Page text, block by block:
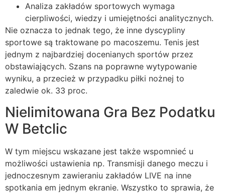
Analiza zakładów sportowych wymaga
cierpliwości, wiedzy i umiejętności analitycznych.
Nie oznacza to jednak tego, że inne dyscypliny
sportowe są traktowane po macoszemu. Tenis jest
jednym z najbardziej docenianych sportów przez
obstawiających. Szans na poprawne wytypowanie
wyniku, a przecież w przypadku piłki nożnej to
zaledwie ok. 33 proc.
Nielimitowana Gra Bez Podatku
W Betclic
W tym miejscu wskazane jest także wspomnieć u
możliwości ustawienia np. Transmisji danego meczu i
jednoczesnym zawieraniu zakładów LIVE na inne
spotkania em jednym ekranie. Wszystko to sprawia, że